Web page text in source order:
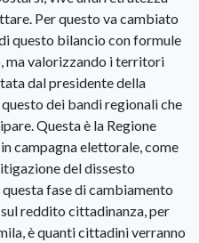
Per questo va cambiato
questo bilancio con formule
ma valorizzando i territori
dal presidente della
dei bandi regionali che
Questa è la Regione
campagna elettorale, come
del dissesto
fase di cambiamento
reddito cittadinanza, per
è quanti cittadini verranno